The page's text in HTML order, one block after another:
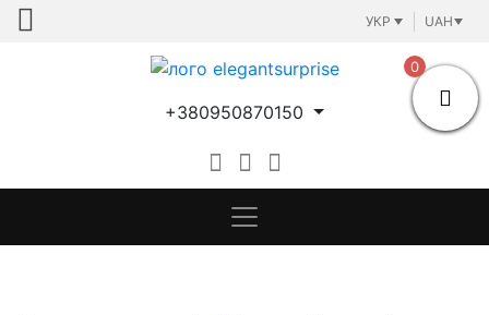
Skip
УКР UAH
+380950870150
0